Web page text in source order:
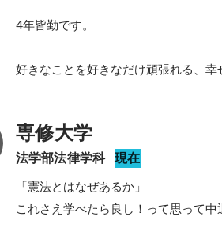
4年皆勤です。
好きなことを好きなだけ頑張れる、幸
専修大学
法学部法律学科 現在
「憲法とはなぜあるか」
これさえ学べたら良し！って思って中